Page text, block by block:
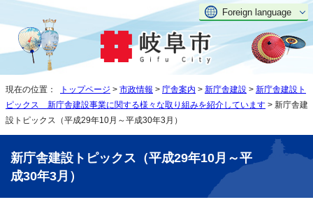
Foreign language
現在の位置： トップページ > 市政情報 > 庁舎案内 > 新庁舎建設 > 新庁舎建設ト
ピックス 新庁舎建設事業に関する様々な取り組みを紹介しています > 新庁舎建
設トピックス（平成29年10月～平成30年3月）
新庁舎建設トピックス（平成29年10月～平
成30年3月）